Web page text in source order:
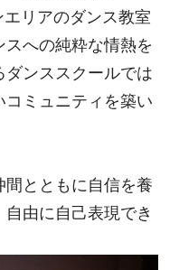
エリアのダンス教室
スへの純粋な情熱を
ンススクールでは
ミュニティを築い
間とともに自信を養
由に自己表現でき